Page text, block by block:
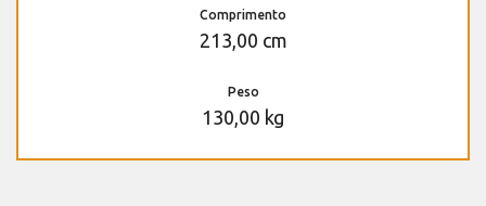
Comprimento
213,00 cm
Peso
130,00 kg